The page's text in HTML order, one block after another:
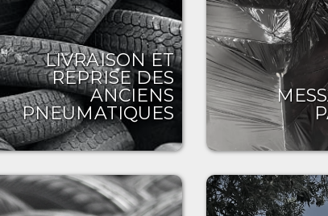
LIVRAISON ET
REPRISE DES
ANCIENS
PNEUMATIQUES